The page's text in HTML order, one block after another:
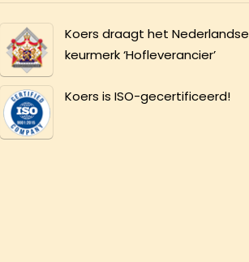
Koers draagt het Nederlandse
keurmerk ‘Hofleverancier’
Koers is ISO-gecertificeerd!